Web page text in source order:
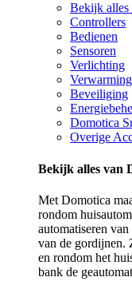
Bekijk alles
Controllers
Bedienen
Sensoren
Verlichting
Verwarming
Beveiliging
Domotica
Overige
Bekijk alles van
Met Domotica
rondom
automatiseren
van de gordijnen.
en rondom het
bank de